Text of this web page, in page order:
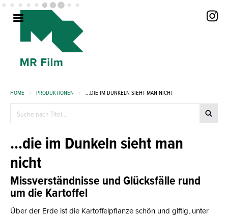
HOME / PRODUKTIONEN / ...DIE IM DUNKELN SIEHT MAN NICHT
...die im Dunkeln sieht man
nicht
Missverständnisse und Glücksfälle rund
um die Kartoffel
Über der Erde ist die Kartoffelpflanze schön und giftig, unter